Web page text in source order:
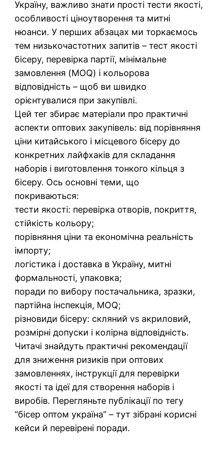
Україну, важливо знати прості тести якості,
особливості ціноутворення та митні
нюанси. У перших абзацах ми торкаємось
тем низькочастотних запитів – тест якості
бісеру, перевірка партії, мінімальне
замовлення (MOQ) і кольорова
відповідність – щоб ви швидко
орієнтувалися при закупівлі.
Цей тег збирає матеріали про практичні
аспекти оптових закупівель: від порівняння
ціни китайського і місцевого бісеру до
конкретних лайфхаків для складання
наборів і виготовлення тонкого кільця з
бісеру. Ось основні теми, що
покриваються:
тести якості: перевірка отворів, покриття,
стійкість кольору;
порівняння ціни та економічна реальність
імпорту;
логістика і доставка в Україну, митні
формальності, упаковка;
поради по вибору постачальника, зразки,
партійна інспекція, MOQ;
різновиди бісеру: скляний vs акриловий,
розмірні допуски і колірна відповідність.
Читачі знайдуть практичні рекомендації
для зниження ризиків при оптових
замовленнях, інструкції для перевірки
якості та ідеї для створення наборів і
виробів. Перегляньте публікації по тегу
“бісер оптом україна” – тут зібрані корисні
кейси й перевірені поради.